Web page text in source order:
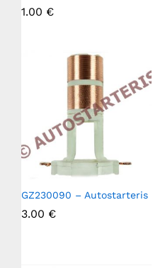
1.00 €
GZ230090 – Autostarteris
3.00 €